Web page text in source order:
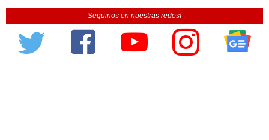
Seguinos en nuestras redes!